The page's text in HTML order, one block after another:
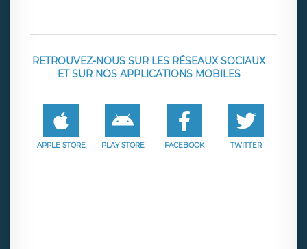
RETROUVEZ-NOUS SUR LES RÉSEAUX SOCIAUX
ET SUR NOS APPLICATIONS MOBILES
APPLE STORE PLAY STORE FACEBOOK TWITTER